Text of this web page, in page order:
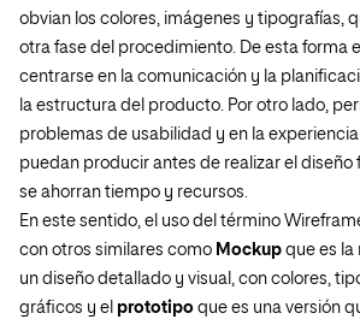
obvian los colores, imágenes y tipografías,
otra fase del procedimiento. De esta forma
centrarse en la comunicación y la
la estructura del producto. Por otro lado,
problemas de usabilidad y en la
puedan producir antes de realizar el diseño
se ahorran tiempo y recursos.
En este sentido, el uso del término
con otros similares como Mockup que es la
un diseño detallado y visual, con colores,
gráficos y el prototipo que es una versión